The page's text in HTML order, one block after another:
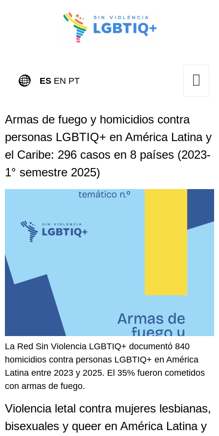
ES EN PT
Armas de fuego y homicidios contra
personas LGBTIQ+ en América Latina y
el Caribe: 296 casos en 8 países (2023-
1° semestre 2025)
La Red Sin Violencia LGBTIQ+ documentó 840
homicidios contra personas LGBTIQ+ en América
Latina entre 2023 y 2025. El 35% fueron cometidos
con armas de fuego.
Violencia letal contra mujeres lesbianas,
bisexuales y queer en América Latina y